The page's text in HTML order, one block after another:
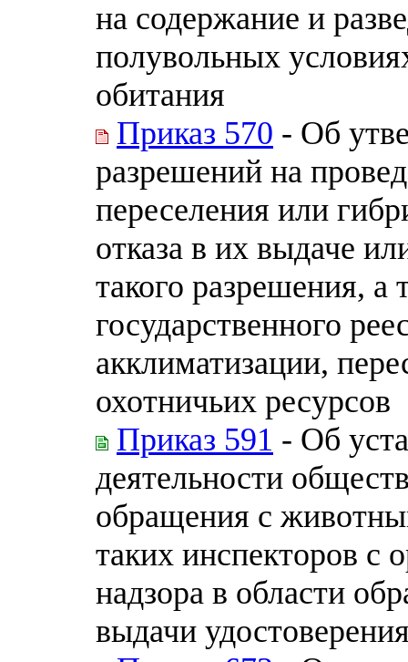
на содержание и
полувольных
обитания
Приказ 570 - Об
разрешений на
переселения или
отказа в их выдаче
такого разрешения, а
государственного
акклиматизации,
охотничьих ресурсов
Приказ 591 - Об
деятельности
обращения с
таких инспекторов с
надзора в области
выдачи